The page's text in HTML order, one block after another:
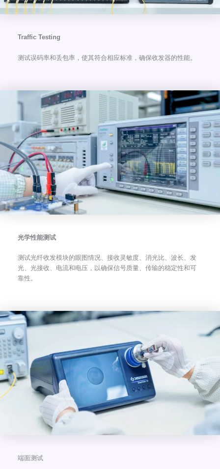
Traffic Testing
测试误码率和丢包率，使其符合相应标准，确保收发器的性能。
光学性能测试
测试光纤收发模块的眼图情况、接收灵敏度、消光比、波长、发
光、光接收、电流和电压，以确保信号质量、传输的稳定性和可
靠性。
端面测试